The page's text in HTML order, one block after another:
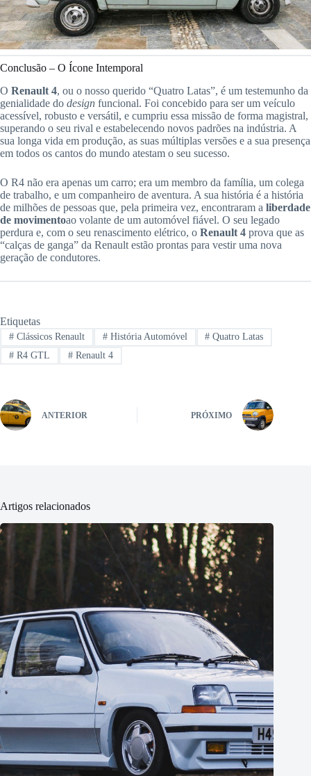
Conclusão – O Ícone Intemporal
O Renault 4, ou o nosso querido “Quatro Latas”, é um testemunho da
genialidade do design funcional. Foi concebido para ser um veículo
acessível, robusto e versátil, e cumpriu essa missão de forma magistral,
superando o seu rival e estabelecendo novos padrões na indústria. A
sua longa vida em produção, as suas múltiplas versões e a sua presença
em todos os cantos do mundo atestam o seu sucesso.
O R4 não era apenas um carro; era um membro da família, um colega
de trabalho, e um companheiro de aventura. A sua história é a história
de milhões de pessoas que, pela primeira vez, encontraram a liberdade
de movimentoao volante de um automóvel fiável. O seu legado
perdura e, com o seu renascimento elétrico, o Renault 4 prova que as
“calças de ganga” da Renault estão prontas para vestir uma nova
geração de condutores.
Etiquetas
#Clássicos Renault #História Automóvel # Quatro Latas
#R4 GTL #Renault 4
ANTERIOR PRÓXIMO
Artigos relacionados